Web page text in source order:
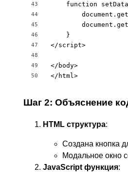
43
44
45
46
47
48
49
50
function
    }
</script>
</body>
</html>
Шаг 2: Объяснение
HTML структура:
Создана кнопка
Модальное окно
JavaScript функция: